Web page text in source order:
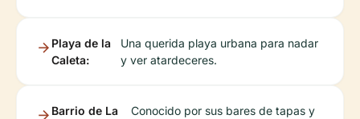
Playa de la
Caleta:
Una querida playa urbana para nadar
y ver atardeceres.
Barrio de La
Conocido por sus bares de tapas y